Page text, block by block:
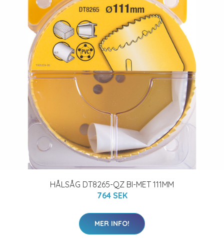
HÅLSÅG DT8265-QZ BI-MET 111MM
764 SEK
MER INFO!